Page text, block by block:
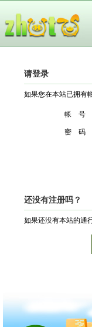
请登录
如果您在本站已拥有
帐 号
密 码
还没有注册吗？
如果还没有本站的通